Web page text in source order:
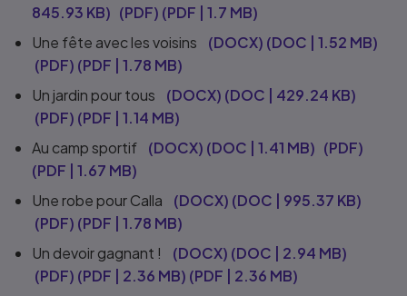
845.93 KB) (PDF) (PDF 1.7 MB)
Une fête avec les voisins (DOCX) (DOC 1.52 MB)
(PDF) (PDF 1.78 MB)
Un jardin pour tous (DOCX) (DOC 429.24 KB)
(PDF) (PDF 1.14 MB)
Au camp sportif (DOCX) (DOC 1.41 MB) (PDF)
(PDF 1.67 MB)
Une robe pour Calla (DOCX) (DOC 995.37 KB)
(PDF) (PDF 1.78 MB)
Un devoir gagnant ! (DOCX) (DOC 2.94 MB)
(PDF) (PDF 2.36 MB) (PDF 2.36 MB)